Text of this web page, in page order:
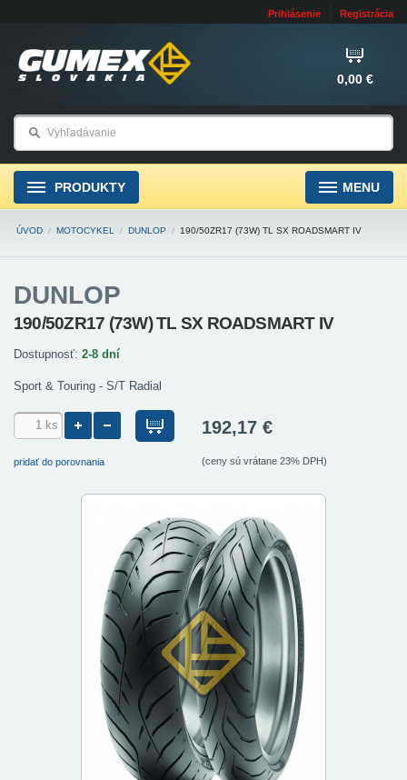
Prihlásenie Registrácia
0,00 €
PRODUKTY MENU
ÚVOD / MOTOCYKEL / DUNLOP / 190/50ZR17 (73W) TL SX ROADSMART IV
DUNLOP
190/50ZR17 (73W) TL SX ROADSMART IV
Dostupnosť: 2-8 dní
Sport & Touring - S/T Radial
pridať do porovnania
192,17 €
(ceny sú vrátane 23% DPH)